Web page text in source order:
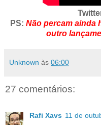
PS: Não percam ainda
outro
Unknown às 06:00
27 comentários:
Rafi Xavs 11 de